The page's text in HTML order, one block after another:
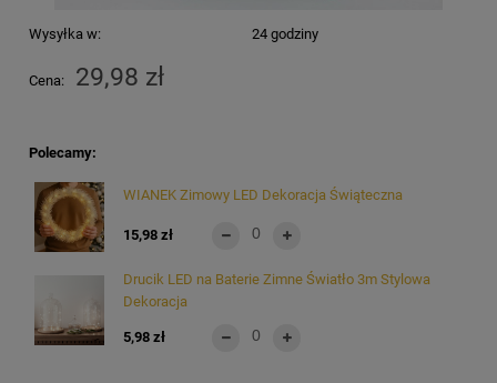
Wysyłka w: 24 godziny
Cena: 29,98 zł
Polecamy:
Drucik LED na Baterie Zimne Światło 3m Stylowa
Dekoracja
5,98 zł
WIANEK Zimowy LED Dekoracja Świąteczna
15,98 zł